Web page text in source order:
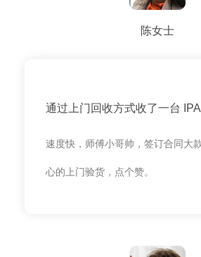
陈女士
通过上门回收方式收了一台
速度快，师傅小哥帅，签订合同大
心的上门验货，点个赞。